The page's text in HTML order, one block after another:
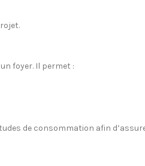
foyer. Il permet :
de consommation afin